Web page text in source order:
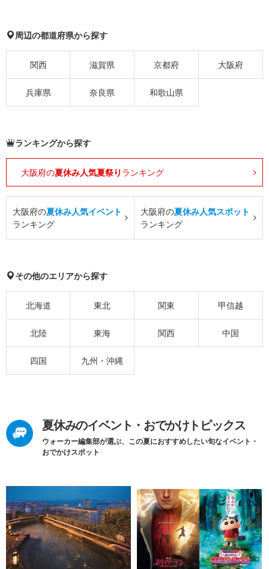
周辺の都道府県から探す
関西 滋賀県 京都府 大阪府
兵庫県 奈良県 和歌山県
ランキングから探す
大阪府の夏休み人気夏祭り ランキング
大阪府の夏休み人気イベント
ランキング
大阪府の夏休み人気スポット
ランキング
その他のエリアから探す
北海道 東北 関東 甲信越
北陸 東海 関西 中国
四国 九州・沖縄
夏休みのイベント・おでかけトピックス
ウォーカー編集部が選ぶ、この夏におすすめしたい旬なイベント・
おでかけスポット